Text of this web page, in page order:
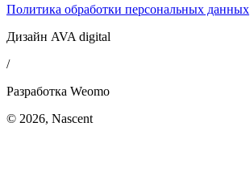
Политика обработки персональных данных
Дизайн AVA digital
/
Разработка Weomo
© 2026, Nascent